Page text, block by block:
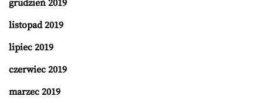
grudzień 2019
listopad 2019
lipiec 2019
czerwiec 2019
marzec 2019